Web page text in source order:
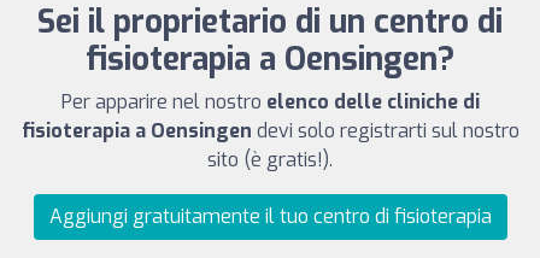
Sei il proprietario di un centro di
fisioterapia a Oensingen?
Per apparire nel nostro elenco delle cliniche di
fisioterapia a Oensingen devi solo registrarti sul nostro
sito (è gratis!).
Aggiungi gratuitamente il tuo centro di fisioterapia